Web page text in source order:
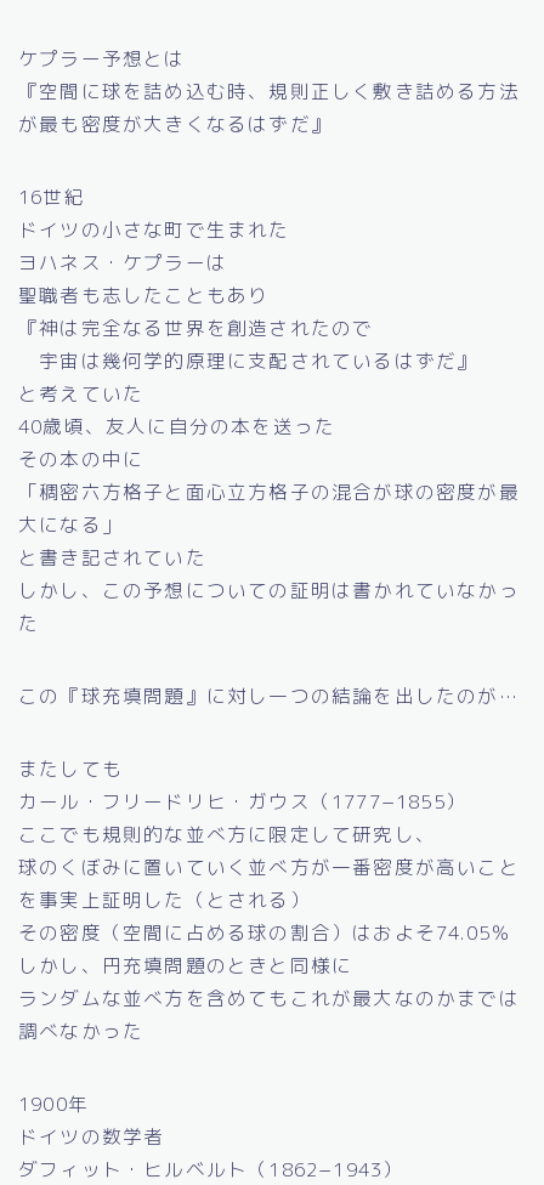
ケプラー予想とは
『空間に球を詰め込む時、規則正しく敷き詰める方法
が最も密度が大きくなるはずだ』
16世紀
ドイツの小さな町で生まれた
ヨハネス・ケプラーは
聖職者も志したこともあり
『神は完全なる世界を創造されたので
宇宙は幾何学的原理に支配されているはずだ』
と考えていた
40歳頃、友人に自分の本を送った
その本の中に
「稠密六方格子と面心立方格子の混合が球の密度が最
大になる」
と書き記されていた
しかし、この予想についての証明は書かれていなかっ
た
この『球充填問題』に対し一つの結論を出したのが…
またしても
カール・フリードリヒ・ガウス（1777−1855）
ここでも規則的な並べ方に限定して研究し、
球のくぼみに置いていく並べ方が一番密度が高いこと
を事実上証明した（とされる）
その密度（空間に占める球の割合）はおよそ74.05％
しかし、円充填問題のときと同様に
ランダムな並べ方を含めてもこれが最大なのかまでは
調べなかった
1900年
ドイツの数学者
ダフィット・ヒルベルト（1862−1943）